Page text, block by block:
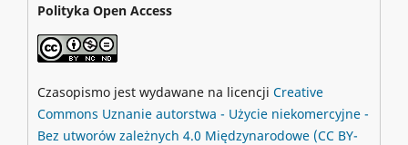
Polityka Open Access
Czasopismo jest wydawane na licencji Creative
Commons Uznanie autorstwa - Użycie niekomercyjne -
Bez utworów zależnych 4.0 Międzynarodowe (CC BY-